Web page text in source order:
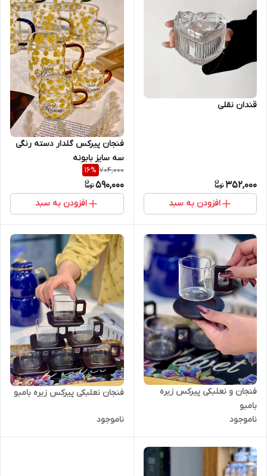
قندان نقلی
352,000
افزودن به سبد
فنجان پیرکس گلدار دسته رنگی
سه سایز بابونه
704,000
16%
590,000
افزودن به سبد
فنجان و نعلبکی پیرکس زیره
بامبو
ناموجود
فنجان نعلبکی پیرکس زیره بامبو
ناموجود